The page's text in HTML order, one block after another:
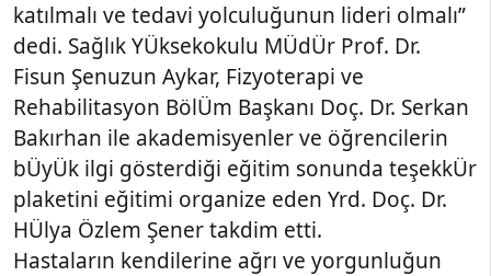
katılmalı ve tedavi yolculuğunun lideri olmalı”
dedi. Sağlık YÜksekokulu MÜdÜr Prof. Dr.
Fisun Şenuzun Aykar, Fizyoterapi ve
Rehabilitasyon BölÜm Başkanı Doç. Dr. Serkan
Bakırhan ile akademisyenler ve öğrencilerin
bÜyÜk ilgi gösterdiği eğitim sonunda teşekkÜr
plaketini eğitimi organize eden Yrd. Doç. Dr.
HÜlya Özlem Şener takdim etti.
Hastaların kendilerine ağrı ve yorgunluğun